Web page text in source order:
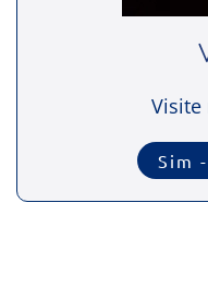
Visite
Sim